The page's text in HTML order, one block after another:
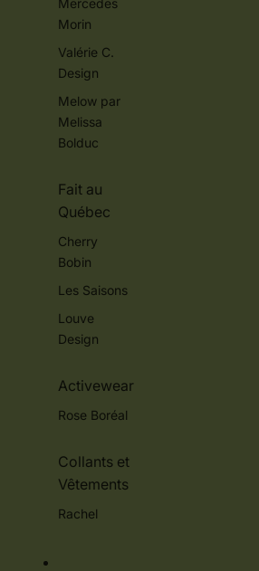
Mercedes
Morin
Valérie C.
Design
Melow par
Melissa
Bolduc
Fait au
Québec
Cherry
Bobin
Les Saisons
Louve
Design
Activewear
Rose Boréal
Collants et
Vêtements
Rachel